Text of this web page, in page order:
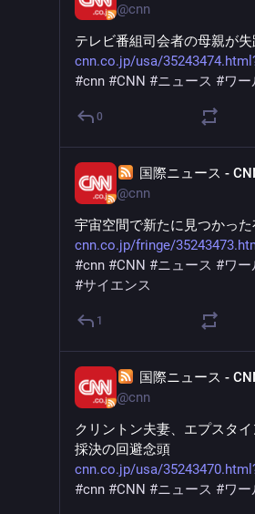
@cnn
テレビ番組司会者の母親が
cnn.co.jp/usa/
#cnn #CNN #ニュース #ワー
0
国際ニュース -
@cnn
宇宙空間で新たに見つかっ
cnn.co.jp/fringe/
#cnn #CNN #ニュース #ワー
#サイエンス
1
国際ニュース -
@cnn
クリントン夫妻、エプスタ
採決の回避念頭
cnn.co.jp/usa/
#cnn #CNN #ニュース #ワー